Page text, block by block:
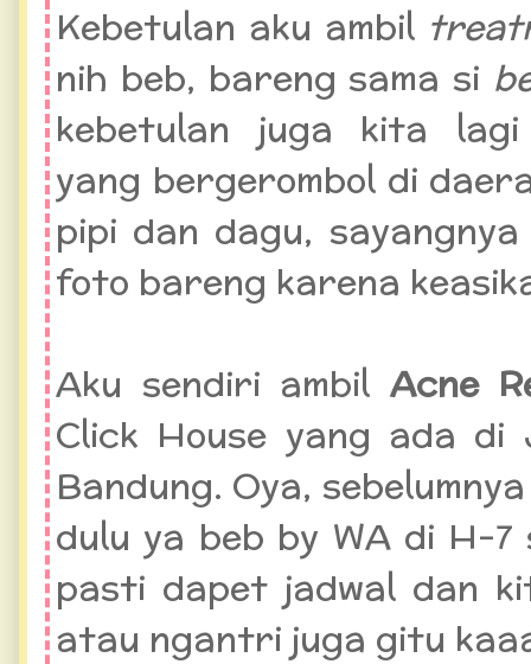
Kebetulan aku ambil
nih beb, bareng sama si
kebetulan juga kita lagi
yang bergerombol di
pipi dan dagu,
foto bareng karena
Aku sendiri ambil Acne
Click House yang ada di
Bandung. Oya,
dulu ya beb by WA di H-7
pasti dapet jadwal dan
atau ngantri juga gitu